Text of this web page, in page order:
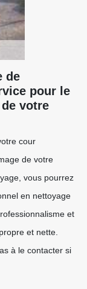
de
pour le
votre
cour
de votre
vous pourrez
en nettoyage
et
et nette.
à le contacter si